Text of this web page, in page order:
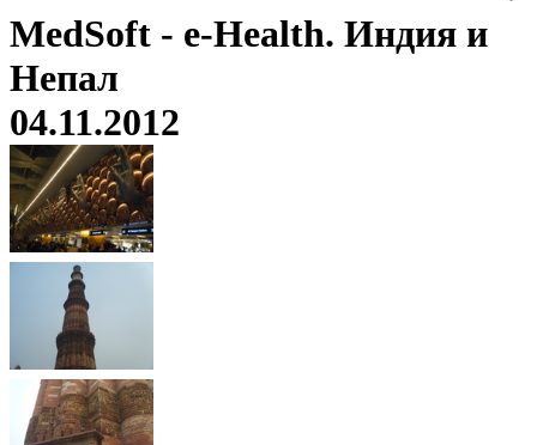
MedSoft - e-Health. Индия и
Непал
04.11.2012